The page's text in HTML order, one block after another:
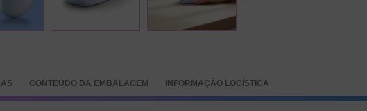
CONTEÚDO DA EMBALAGEM INFORMAÇÃO LOGÍSTICA